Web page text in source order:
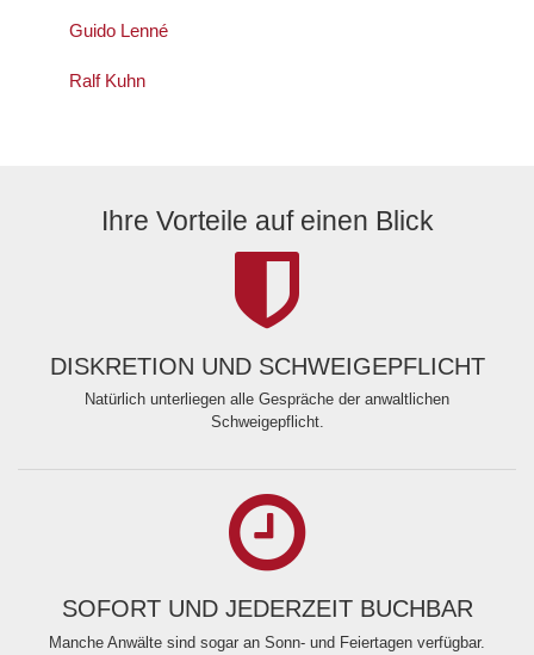
Guido Lenné
Ralf Kuhn
Ihre Vorteile auf einen Blick
DISKRETION UND SCHWEIGEPFLICHT
Natürlich unterliegen alle Gespräche der anwaltlichen
Schweigepflicht.
SOFORT UND JEDERZEIT BUCHBAR
Manche Anwälte sind sogar an Sonn- und Feiertagen verfügbar.